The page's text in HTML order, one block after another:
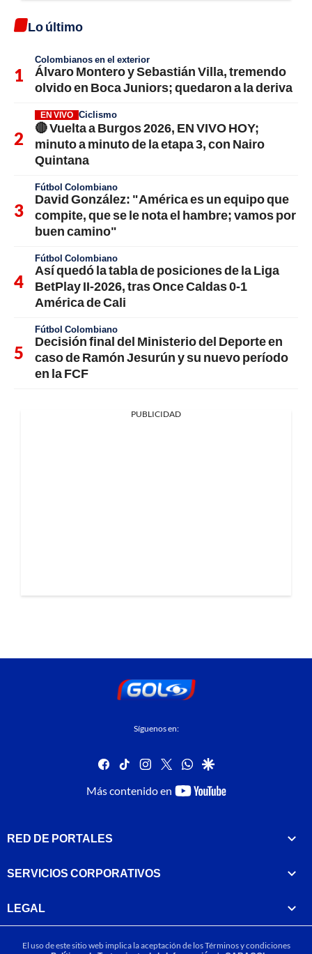
Lo último
Colombianos en el exterior
Álvaro Montero y Sebastián Villa, tremendo
olvido en Boca Juniors; quedaron a la deriva
EN VIVO Ciclismo
🔴 Vuelta a Burgos 2026, EN VIVO HOY;
minuto a minuto de la etapa 3, con Nairo
Quintana
Fútbol Colombiano
David González: "América es un equipo que
compite, que se le nota el hambre; vamos por
buen camino"
Fútbol Colombiano
Así quedó la tabla de posiciones de la Liga
BetPlay II-2026, tras Once Caldas 0-1
América de Cali
Fútbol Colombiano
Decisión final del Ministerio del Deporte en
caso de Ramón Jesurún y su nuevo período
en la FCF
PUBLICIDAD
Síguenos en:
facebook
tiktok instagram
twitterwhatsapp
google
Más contenido en
youtube-
RED DE PORTALES
SERVICIOS CORPORATIVOS
LEGAL
El uso de este sitio web implica la aceptación de losTérminos y condiciones